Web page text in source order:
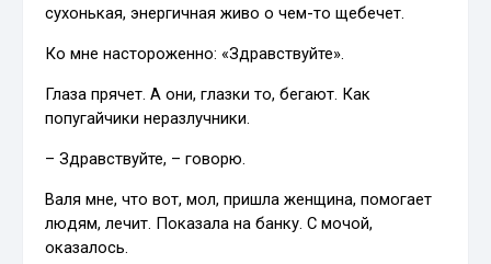
сухонькая, энергичная живо о чем-то щебечет.
Ко мне настороженно: «Здравствуйте».
Глаза прячет. А они, глазки то, бегают. Как
попугайчики неразлучники.
– Здравствуйте, – говорю.
Валя мне, что вот, мол, пришла женщина, помогает
людям, лечит. Показала на банку. С мочой,
оказалось.